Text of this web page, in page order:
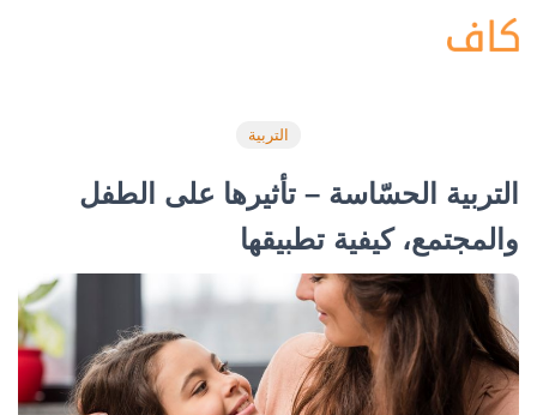
التربية
التربية الحسّاسة – تأثيرها على الطفل
والمجتمع، كيفية تطبيقها